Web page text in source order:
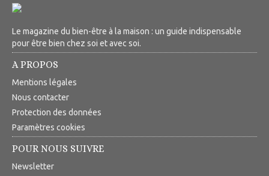
Le magazine du bien-être à la maison : un guide indispensable
pour être bien chez soi et avec soi.
A PROPOS
Mentions légales
Nous contacter
Protection des données
Paramètres cookies
POUR NOUS SUIVRE
Newsletter